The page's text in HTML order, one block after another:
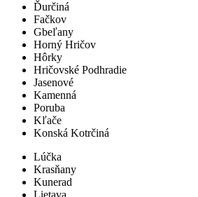
Ďurčiná
Fačkov
Gbeľany
Horný Hričov
Hôrky
Hričovské Podhradie
Jasenové
Kamenná
Poruba
Kľače
Konská Kotrčiná
Lúčka
Krasňany
Kunerad
Lietava